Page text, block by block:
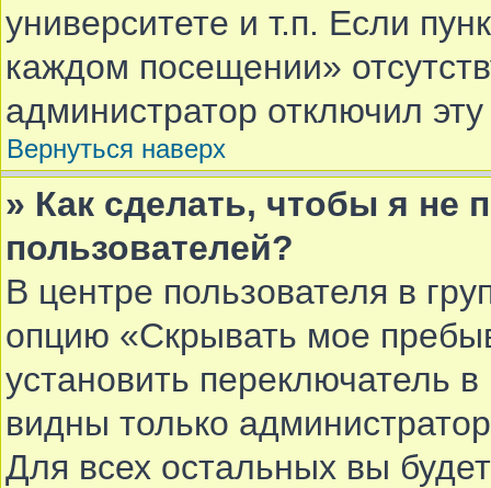
университете и т.п. Если
каждом посещении»
администратор отключил
Вернуться наверх
» Как сделать, чтобы я не
пользователей?
В центре пользователя в
опцию «Скрывать мое
установить переключатель
видны только
Для всех остальных вы